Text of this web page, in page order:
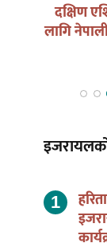
दक्षिण
लागि